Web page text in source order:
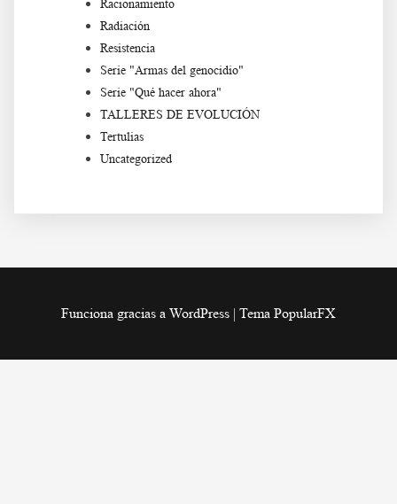
Racionamiento
Radiación
Resistencia
Serie "Armas del genocidio"
Serie "Qué hacer ahora"
TALLERES DE EVOLUCIÓN
Tertulias
Uncategorized
Funciona gracias a WordPress | Tema PopularFX